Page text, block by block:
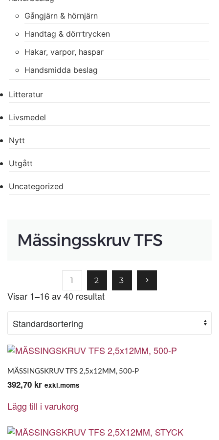
Gångjärn & hörnjärn
Handtag & dörrtrycken
Hakar, varpor, haspar
Handsmidda beslag
Litteratur
Livsmedel
Nytt
Utgått
Uncategorized
Mässingsskruv TFS
1 2 3
Visar 1–16 av 40 resultat
MÄSSINGSKRUV TFS 2,5x12MM, 500-P
392,70 kr exkl.moms
Lägg till i varukorg